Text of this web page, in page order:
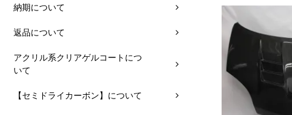
納期について
返品について
アクリル系クリアゲルコートにつ
いて
【セミドライカーボン】について